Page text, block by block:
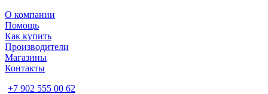
О компании
Помощь
Как купить
Производители
Магазины
Контакты
+7 902 555 00 62